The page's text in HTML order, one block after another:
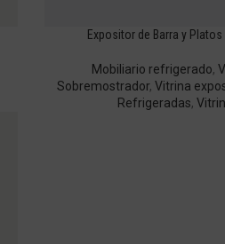
Expositor de Barra y Platos
Mobiliario refrigerado,
Sobremostrador, Vitrina
Refrigeradas,